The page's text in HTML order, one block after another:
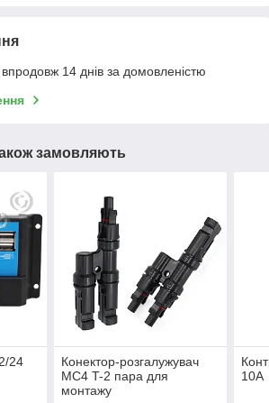
14 днів за домовленістю
замовляють
24
Конектор-розгалужувач
МС4 T-2 пара для
монтажу
10А